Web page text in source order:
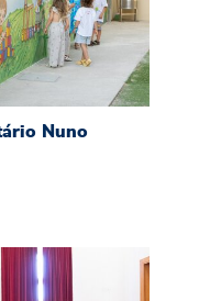
Nuno
formaliza